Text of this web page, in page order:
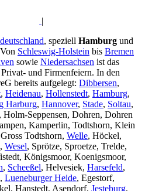
|
, speziell Hamburg und
Schleswig-Holstein bis Bremen
sowie Niedersachsen ist das
und Firmenfeiern. In den
bereits aufgelegt: Dibbersen,
, Heidenau, Hollenstedt, Hamburg,
Harburg, Hannover, Stade, Soltau,
Holm-Seppensen, Dohren, Dohren
Kamperlin, Todtshorn, Klein
Todtshorn, Welle, Höckel,
Wesel, Sprötze, Sproetze, Trelde,
Königsmoor, Koenigsmoor,
, Scheeßel, Helvesiek, Harsefeld,
, Lueneburger Heide, Egestorf,
Hanstedt, Asendorf, Jesteburg,